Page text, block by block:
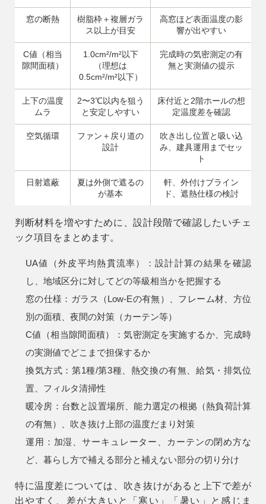
窓の断熱
樹脂枠＋複層ガラ
ス以上が目安
高窓ほど表面温度の影
響が出やすい
C値（相当
隙間面積）
1.0cm²/m²以下
（理想は
0.5cm²/m²以下）
完成時の気密測定の有
無と実測値の提示
上下の温度
ムラ
2〜3℃以内を狙う
と安定しやすい
床付近と2階ホールの想
定温度差を確認
空気循環
ファン＋戻り道の
設計
吹き出し位置と吸い込
み、建具運用までセッ
ト
日射遮蔽
夏は外側で遮るの
が基本
軒、外付けブライン
ド、遮熱仕様の検討
判断材料を増やすために、設計段階で確認したいチェ
ック項目をまとめます。
UA値（外皮平均熱貫流率）：設計計算の結果を確認
し、地域区分に対してどの等級相当かを把握する
窓の仕様：ガラス（Low-Eの有無）、フレーム材、方位
別の面積、夜間の対策（カーテン等）
C値（相当隙間面積）：気密測定を実施するか、完成時
の実測値でどこまで担保するか
換気方式：第1種/第3種、熱交換の有無、給気・排気位
置、フィルタ清掃性
暖冷房：台数と設置場所、能力選定の根拠（熱負荷計算
の有無）、吹き抜け上部の温度だまり対策
運用：加湿、サーキュレーター、カーテンの閉め方な
ど、暮らし方で補える部分と補えない部分の切り分け
特に温度差については、吹き抜けがあると上下で差が
出やすく、差が大きいと「寒い」「暑い」と感じま
営業時間 9時〜18時
（定休／水曜日）
注文住宅
0120-70-1212
リフォーム
0120-37-7611
アフターメンテナンス
04-2950-7171
04-2968-5522